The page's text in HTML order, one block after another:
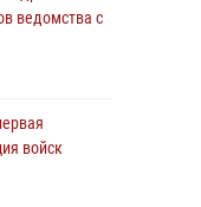
ведомства с
войск